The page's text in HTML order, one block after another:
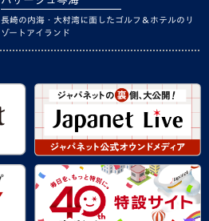
長崎の内海・大村湾に面したゴルフ＆ホテルのリ
ゾートアイランド